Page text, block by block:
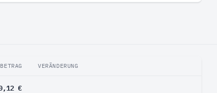
BETRAG VERÄNDERUNG
€